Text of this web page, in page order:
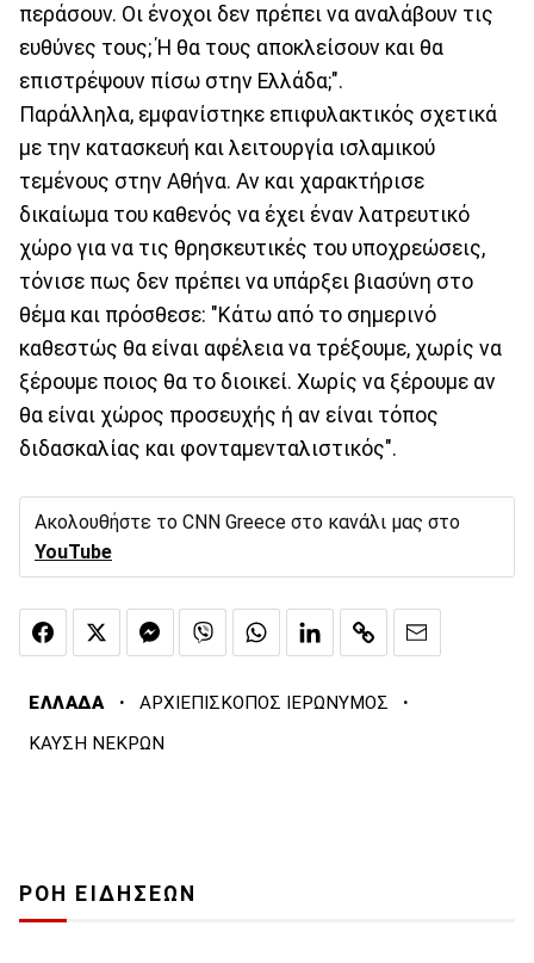
περάσουν. Οι ένοχοι δεν πρέπει να αναλάβουν τις
ευθύνες τους; Ή θα τους αποκλείσουν και θα
επιστρέψουν πίσω στην Ελλάδα;".
Παράλληλα, εμφανίστηκε επιφυλακτικός σχετικά
με την κατασκευή και λειτουργία ισλαμικού
τεμένους στην Αθήνα. Αν και χαρακτήρισε
δικαίωμα του καθενός να έχει έναν λατρευτικό
χώρο για να τις θρησκευτικές του υποχρεώσεις,
τόνισε πως δεν πρέπει να υπάρξει βιασύνη στο
θέμα και πρόσθεσε: "Κάτω από το σημερινό
καθεστώς θα είναι αφέλεια να τρέξουμε, χωρίς να
ξέρουμε ποιος θα το διοικεί. Χωρίς να ξέρουμε αν
θα είναι χώρος προσευχής ή αν είναι τόπος
διδασκαλίας και φονταμενταλιστικός".
Ακολουθήστε το CNN Greece στο κανάλι μας στο
YouTube
ΕΛΛΑΔΑ · ΑΡΧΙΕΠΙΣΚΟΠΟΣ ΙΕΡΩΝΥΜΟΣ ·
ΚΑΥΣΗ ΝΕΚΡΩΝ
ΡΟΗ ΕΙΔΗΣΕΩΝ